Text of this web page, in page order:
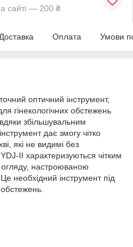
сайті — 200 ₴
Доставка Оплата Умови
оптичний інструмент,
гінекологічних обстежень
збільшувальним
дає змогу чітко
які не видимі без
II характеризуються чітким
настроюваною
необхідний інструмент під